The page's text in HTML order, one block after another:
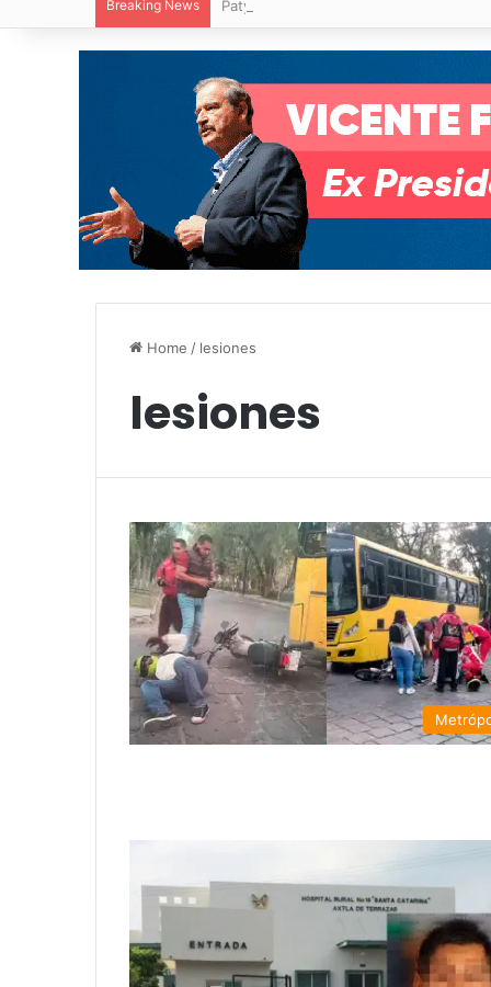
Breaking News Paty Aradillas destaca impacto del
Home / lesiones
lesiones